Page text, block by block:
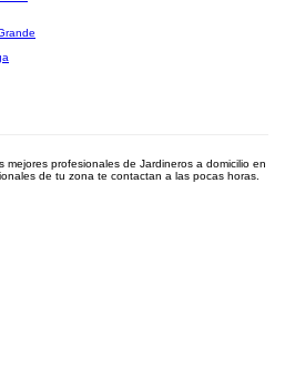
profesionales de Jardineros a domicilio en
de tu zona te contactan a las pocas horas.